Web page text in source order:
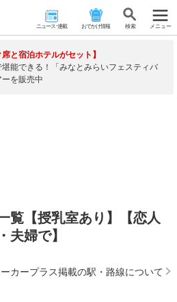
ニュース･連載 おでかけ情報 検 索 メニュー
席と宿泊ホテルがセット】
能できる！「みなとみらいフェスティバ
を販売中
覧【授乳室あり】【恋人
夫婦で】
カープラス掲載の駅・路線について